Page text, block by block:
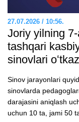
27.07.2026 / 10:56.
Joriy yilning
tashqari
sinovlari
Sinov jarayonlari
sinovlarda
darajasini aniqlash
uchun 10 ta, jami 50